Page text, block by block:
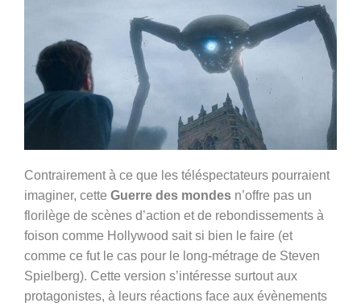
Contrairement à ce que les téléspectateurs pourraient
imaginer, cette Guerre des mondes n’offre pas un
florilège de scènes d’action et de rebondissements à
foison comme Hollywood sait si bien le faire (et
comme ce fut le cas pour le long-métrage de Steven
Spielberg). Cette version s’intéresse surtout aux
protagonistes, à leurs réactions face aux évènements